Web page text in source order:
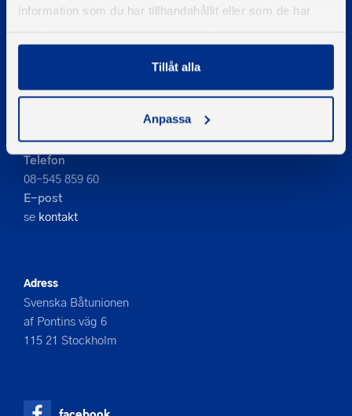
information som du har tillhandahållit eller som de har
Tillåt alla
Anpassa
© 2026 - Svenska Båtunionen
PIGMENT WEBBYRÅ
Kontakta oss
Telefon
08-545 859 60
E-post
se kontakt
Adress
Svenska Båtunionen
af Pontins väg 6
115 21 Stockholm